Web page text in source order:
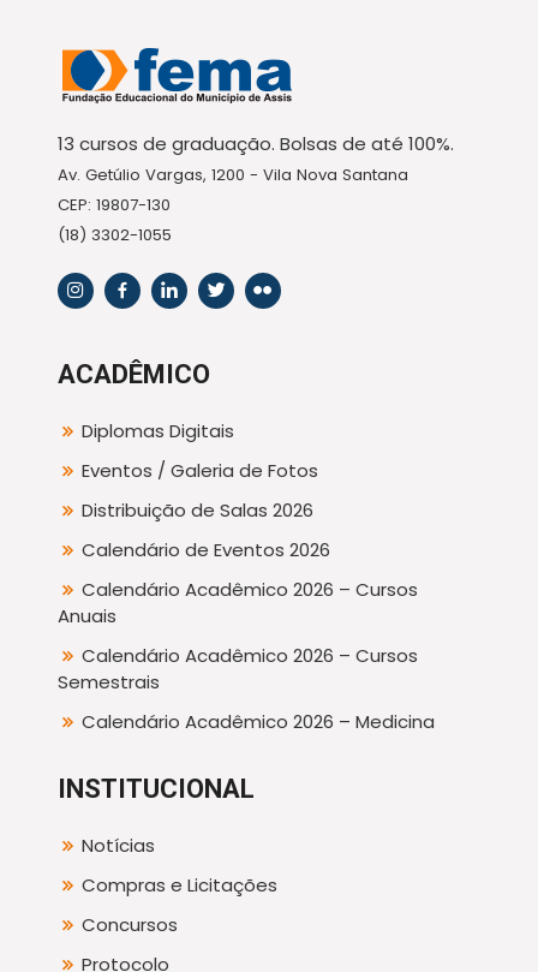
13 cursos de graduação. Bolsas de até 100%.
Av. Getúlio Vargas, 1200 - Vila Nova Santana
CEP: 19807-130
(18) 3302-1055
ACADÊMICO
Diplomas Digitais
Eventos / Galeria de Fotos
Distribuição de Salas 2026
Calendário de Eventos 2026
Calendário Acadêmico 2026 – Cursos
Anuais
Calendário Acadêmico 2026 – Cursos
Semestrais
Calendário Acadêmico 2026 – Medicina
INSTITUCIONAL
Notícias
Compras e Licitações
Concursos
Protocolo